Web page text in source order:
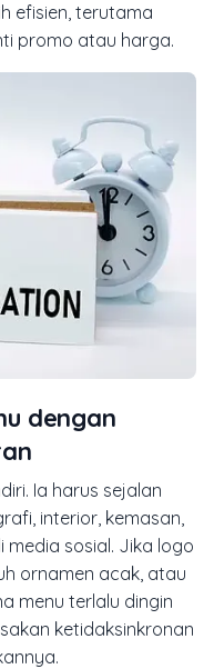
efisien, terutama
promo atau harga.
dengan
Ia harus sejalan
interior, kemasan,
sosial. Jika logo
ornamen acak, atau
menu terlalu dingin
ketidaksinkronan